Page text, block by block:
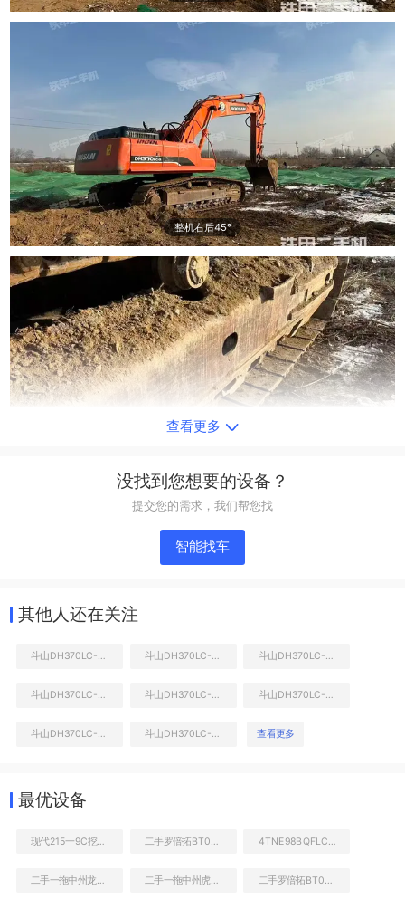
整机右后45°
液压泵舱室正面整体
查看更多
没找到您想要的设备？
提交您的需求，我们帮您找
智能找车
其他人还在关注
查看更多
最优设备
二手一拖中州虎828C非公路自卸车